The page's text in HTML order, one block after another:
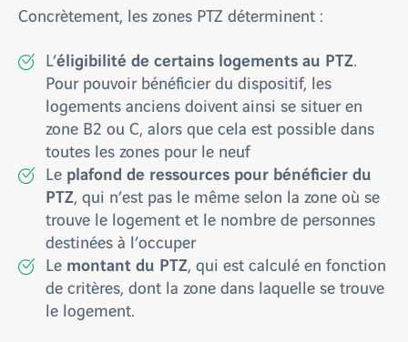
Concrètement, les zones PTZ déterminent :
L’éligibilité de certains logements au PTZ.
Pour pouvoir bénéficier du dispositif, les
logements anciens doivent ainsi se situer en
zone B2 ou C, alors que cela est possible dans
toutes les zones pour le neuf
Le plafond de ressources pour bénéficier du
PTZ, qui n’est pas le même selon la zone où se
trouve le logement et le nombre de personnes
destinées à l’occuper
Le montant du PTZ, qui est calculé en fonction
de critères, dont la zone dans laquelle se trouve
le logement.